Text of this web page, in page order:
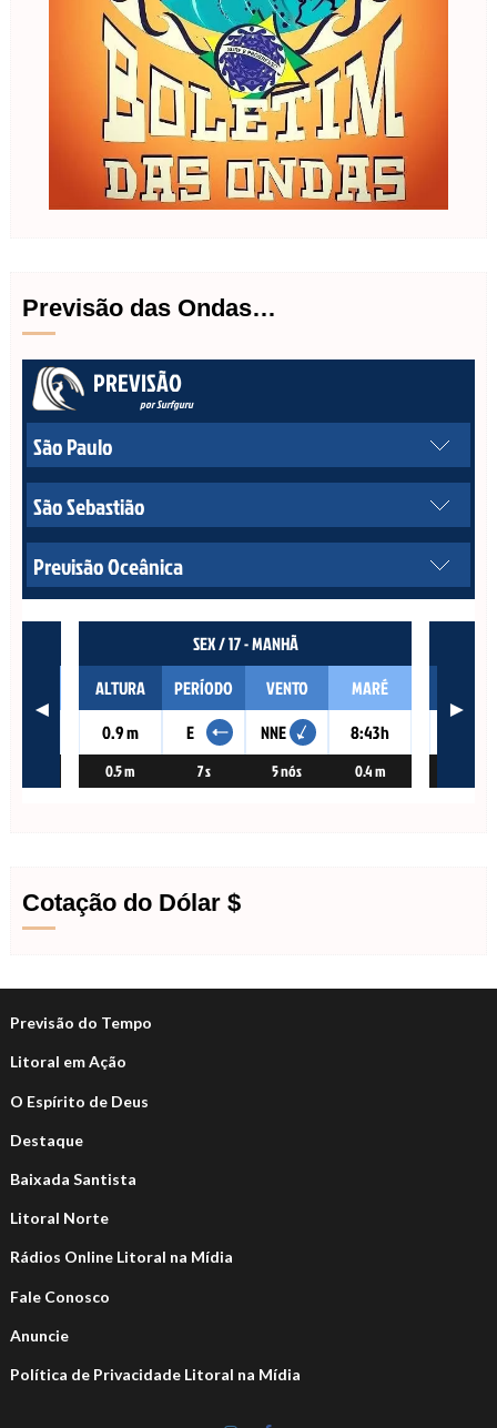
Previsão das Ondas…
Cotação do Dólar $
Previsão do Tempo
Litoral em Ação
O Espírito de Deus
Destaque
Baixada Santista
Litoral Norte
Rádios Online Litoral na Mídia
Fale Conosco
Anuncie
Política de Privacidade Litoral na Mídia